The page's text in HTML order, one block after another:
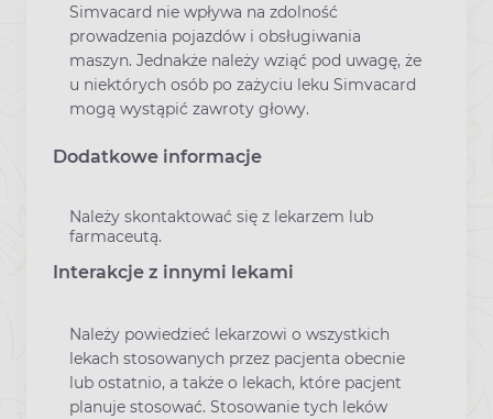
Simvacard nie wpływa na zdolność
prowadzenia pojazdów i obsługiwania
maszyn. Jednakże należy wziąć pod uwagę, że
u niektórych osób po zażyciu leku Simvacard
mogą wystąpić zawroty głowy.
Dodatkowe informacje
Należy skontaktować się z lekarzem lub
farmaceutą.
Interakcje z innymi lekami
Należy powiedzieć lekarzowi o wszystkich
lekach stosowanych przez pacjenta obecnie
lub ostatnio, a także o lekach, które pacjent
planuje stosować. Stosowanie tych leków